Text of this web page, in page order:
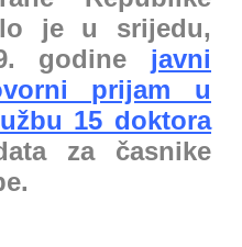
je u srijedu,
godine javni
prijam u
15 doktora
za časnike